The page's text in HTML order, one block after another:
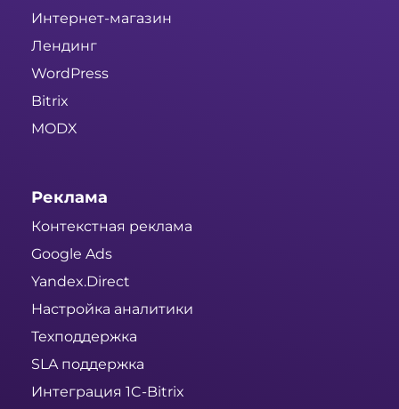
Интернет-магазин
Лендинг
WordPress
Bitrix
MODX
Реклама
Контекстная реклама
Google Ads
Yandex.Direct
Настройка аналитики
Техподдержка
SLA поддержка
Интеграция 1C-Bitrix